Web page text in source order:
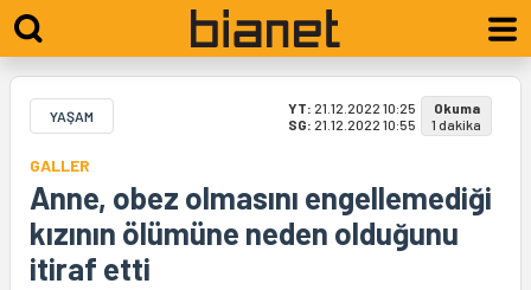
YAŞAM YT: 21.12.2022 10:25
SG: 21.12.2022 10:55
Okuma
1 dakika
GALLER
Anne, obez olmasını engellemediği
kızının ölümüne neden olduğunu
itiraf etti